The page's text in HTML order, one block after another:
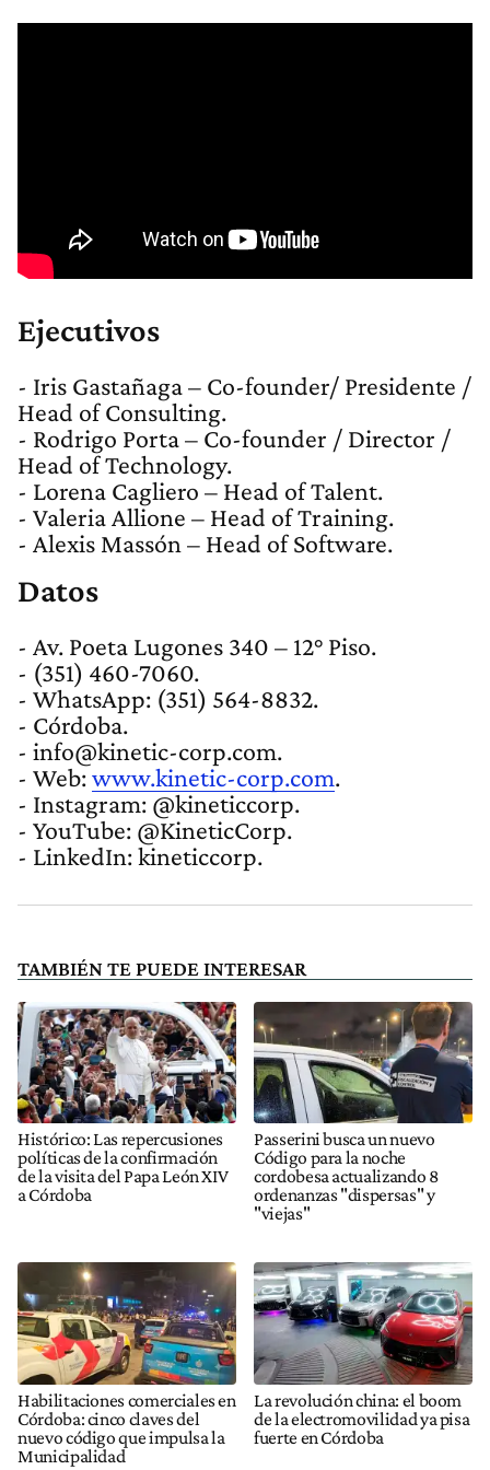
Ejecutivos
- Iris Gastañaga – Co-founder/ Presidente /
Head of Consulting.
- Rodrigo Porta – Co-founder / Director /
Head of Technology.
- Lorena Cagliero – Head of Talent.
- Valeria Allione – Head of Training.
- Alexis Massón – Head of Software.
Datos
- Av. Poeta Lugones 340 – 12° Piso.
- (351) 460-7060.
- WhatsApp: (351) 564-8832.
- Córdoba.
- info@kinetic-corp.com.
- Web:www.kinetic-corp.com.
- Instagram: @kineticcorp.
- YouTube: @KineticCorp.
- LinkedIn: kineticcorp.
TAMBIÉN TE PUEDE INTERESAR
Histórico: Las repercusiones
políticas de la confirmación
de la visita del Papa León XIV
a Córdoba
Passerini busca un nuevo
Código para la noche
cordobesa actualizando 8
ordenanzas "dispersas" y
"viejas"
Habilitaciones comerciales en
Córdoba: cinco claves del
nuevo código que impulsa la
Municipalidad
La revolución china: el boom
de la electromovilidad ya pisa
fuerte en Córdoba